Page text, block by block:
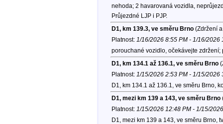
nehoda; 2 havarovaná vozidla,
Průjezdné LJP i PJP.
D1, km 139.3, ve směru Brno(Zdržení
Platnost: 1/16/2026 8:55 PM - 1/16/2026
porouchané vozidlo, očekávejte
D1, km 134.1 až 136.1, ve směru Brno
Platnost: 1/15/2026 2:53 PM - 1/15/2026
D1, km 134.1 až 136.1, ve směru Brno,
D1, mezi km 139 a 143, ve směru Brno
Platnost: 1/15/2026 12:48 PM - 1/15/
D1, mezi km 139 a 143, ve směru Brno,